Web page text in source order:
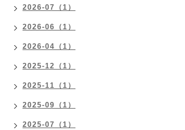
2026-07（1）
2026-06（1）
2026-04（1）
2025-12（1）
2025-11（1）
2025-09（1）
2025-07（1）